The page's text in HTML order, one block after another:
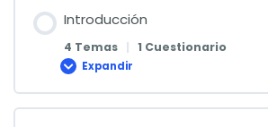
Introducción
4 Temas | 1 Cuestionario
Expandir
Introducción